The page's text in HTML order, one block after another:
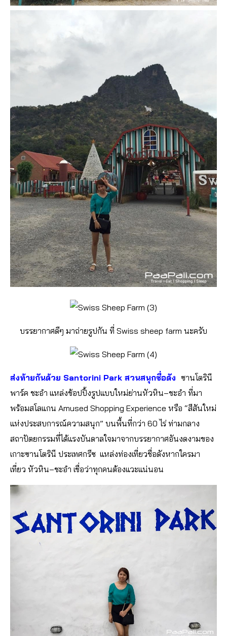
บรรยากาศดีๆ มาถ่ายรูปกัน ที่ Swiss sheep farm นะครับ
ส่งท้ายกันด้วย Santorini Park สวนสนุกชื่อดัง ซานโตรินี
พาร์ค ชะอำ แหล่งช้อปปิ้งรูปแบบใหม่ย่านหัวหิน–ชะอำ ที่มา
พร้อมสโลแกน Amused Shopping Experience หรือ “สีสันใหม่
แห่งประสบการณ์ความสนุก” บนพื้นที่กว่า 60 ไร่ ท่ามกลาง
สถาปัตยกรรมที่ได้แรงบันดาลใจมาจากบรรยากาศอันงดงามของ
เกาะซานโตรินี ประเทศกรีซ แหล่งท่องเที่ยวชื่อดังหากใครมา
เที่ยว หัวหิน–ชะอำ เชื่อว่าทุกคนต้องแวะแน่นอน